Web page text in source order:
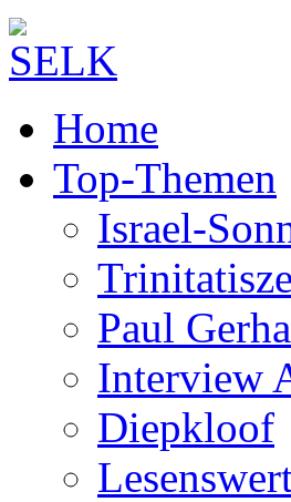
Home
Top-Themen
Israel-
Paul
Interview
Diepkloof